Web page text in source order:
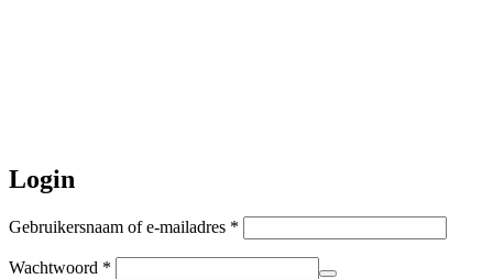
Login
Gebruikersnaam of e-mailadres *
Wachtwoord *